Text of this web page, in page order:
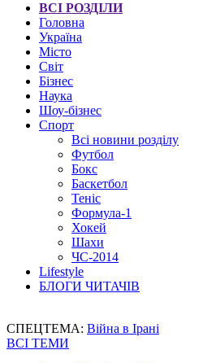
ВСІ РОЗДІЛИ
Головна
Україна
Місто
Світ
Бізнес
Наука
Шоу-бізнес
Спорт
Всі новини розділу
Футбол
Бокс
Баскетбол
Теніс
Формула-1
Хокей
Шахи
ЧС-2014
Lifestyle
БЛОГИ ЧИТАЧІВ
СПЕЦТЕМА: Війна в Ірані
ВСІ ТЕМИ